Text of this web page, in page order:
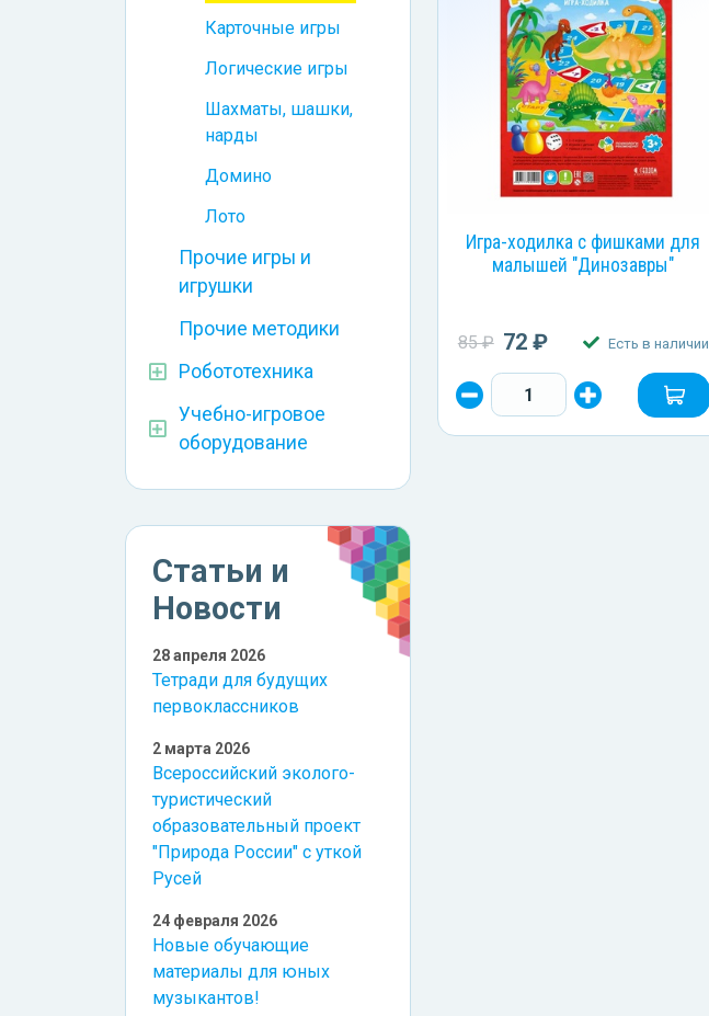
Карточные игры
Логические игры
Шахматы, шашки,
нарды
Домино
Лото
Прочие игры и
игрушки
Прочие методики
Робототехника
Учебно-игровое
оборудование
Статьи и
Новости
28 апреля 2026
Тетради для будущих
первоклассников
2 марта 2026
Всероссийский эколого-
туристический
образовательный проект
"Природа России" с уткой
Русей
24 февраля 2026
Новые обучающие
материалы для юных
музыкантов!
Игра-ходилка с фишками для
малышей "Динозавры"
85 ₽ 72 ₽ Есть в наличии